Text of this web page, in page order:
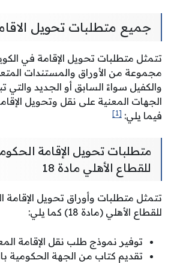
جميع متطلبات تحويل
تتمثل متطلبات تحويل الإقامة في
مجموعة من الأوراق والمستندات
والكفيل سواءً السابق أو الجديد والتي
الجهات المعنية على نقل وتحويل
فيما يلي: [1]
للقطاع الأهلي مادة 18
للقطاع الأهلي (مادة 18) كما يلي:
توفير نموذج طلب نقل الإقامة
تقديم كتاب من الجهة الحكومية